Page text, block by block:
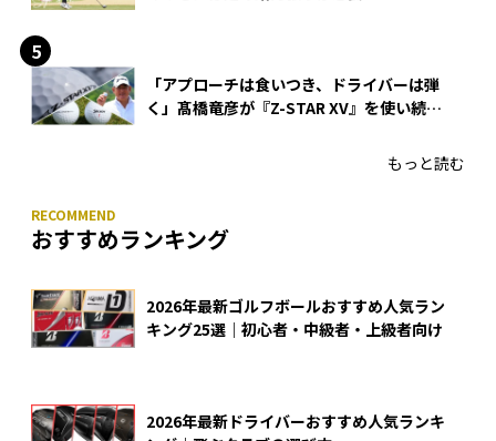
「アプローチは食いつき、ドライバーは弾
く」髙橋竜彦が『Z-STAR XV』を使い続け
もっと読む
おすすめランキング
2026年最新ゴルフボールおすすめ人気ラン
キング25選｜初心者・中級者・上級者向け
2026年最新ドライバーおすすめ人気ランキ